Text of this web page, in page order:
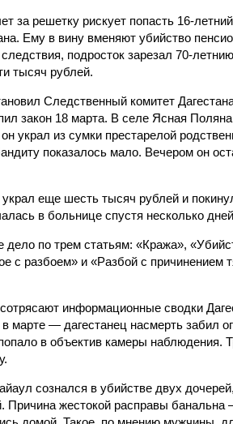
за решетку рискует попасть 16-
Ему в вину вменяют убийство
подросток зарезал 70-
тысяч рублей.
Следственный комитет
закон 18 марта. В селе Ясная Поляна
украл из сумки престарелой
показалось мало. Вечером он
еще шесть тысяч рублей и
в больнице спустя несколько
по трем статьям: «Кража»,
с разбоем» и «Разбой с причинением
информационные сводки
марте — дагестанец насмерть забил
в объектив камеры наблюдения.
сознался в убийстве двух
Причина жестокой расправы банальна